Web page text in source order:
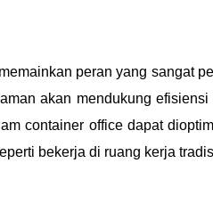
peran yang sangat
akan mendukung efisiensi
container office dapat
bekerja di ruang kerja